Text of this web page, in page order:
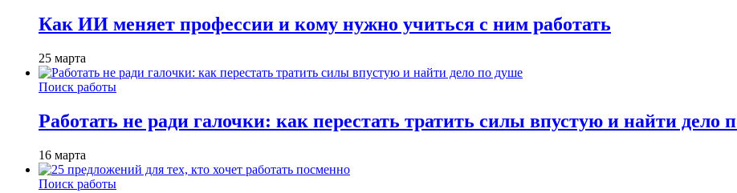
Как ИИ меняет профессии и кому нужно учиться с ним работать
25 марта
Поиск работы
Работать не ради галочки: как перестать тратить силы впустую и найти дело
16 марта
Поиск работы